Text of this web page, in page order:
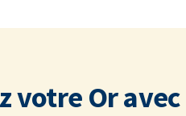
votre Or